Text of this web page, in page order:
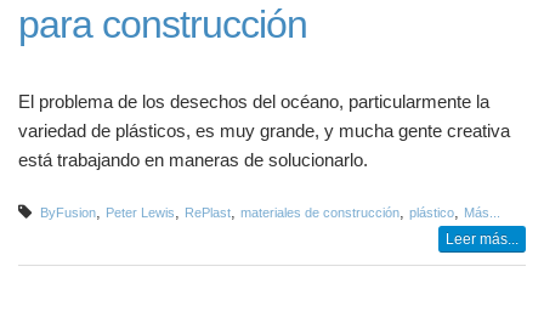
para construcción
El problema de los desechos del océano, particularmente la
variedad de plásticos, es muy grande, y mucha gente creativa
está trabajando en maneras de solucionarlo.
ByFusion Peter Lewis RePlast materiales de construcción plástico Más...
Leer más...